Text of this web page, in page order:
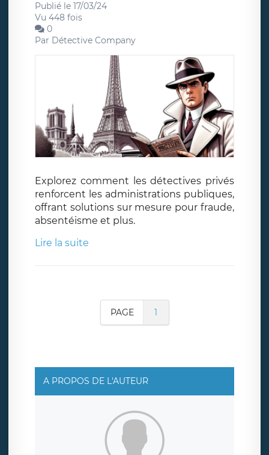
Publié le 17/03/24
Vu 448 fois
0
Par Détective Company
Explorez comment les détectives privés
renforcent les administrations publiques,
offrant solutions sur mesure pour fraude,
absentéisme et plus.
Lire la suite
PAGE 1
A PROPOS DE L'AUTEUR